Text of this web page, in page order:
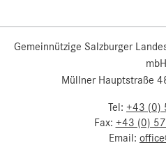
Gemeinnützige Salzburger
mbH
Müllner Hauptstraße
Tel: +43 (0)
Fax: +43 (0)
Email: